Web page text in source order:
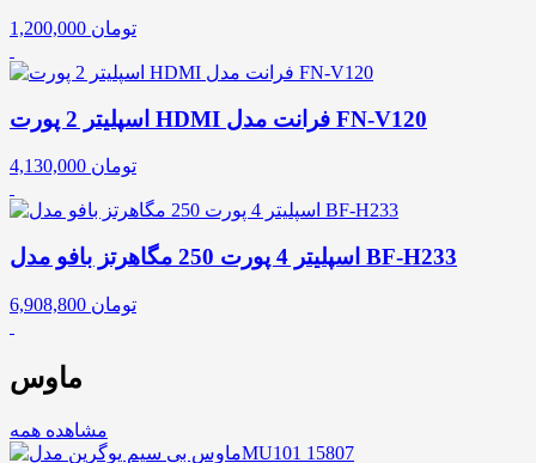
1,200,000 تومان
اسپلیتر 2 پورت HDMI فرانت مدل FN-V120
4,130,000 تومان
اسپلیتر 4 پورت 250 مگاهرتز بافو مدل BF-H233
6,908,800 تومان
ماوس
مشاهده همه